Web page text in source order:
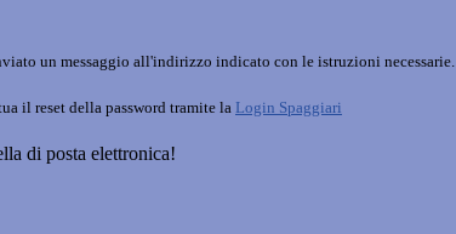
un messaggio all'indirizzo indicato con le istruzioni necessarie.
il reset della password tramite la Login Spaggiari
di posta elettronica!